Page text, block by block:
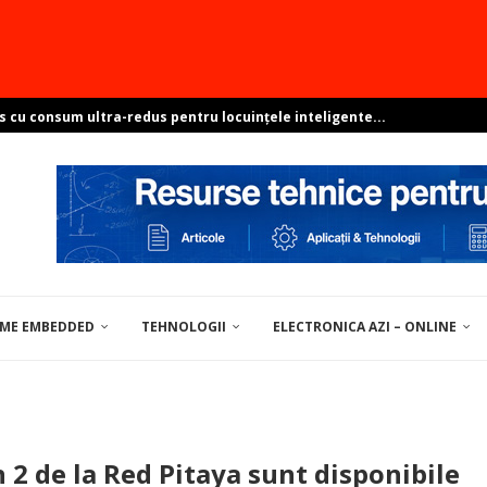
cu consum ultra-redus pentru locuințele inteligente...
EMBEDDED TEHNOLOGII ELECTRONICA AZI – ONLINE
2 de la Red Pitaya sunt disponibile